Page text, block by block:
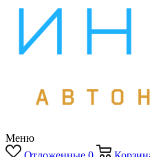
Меню